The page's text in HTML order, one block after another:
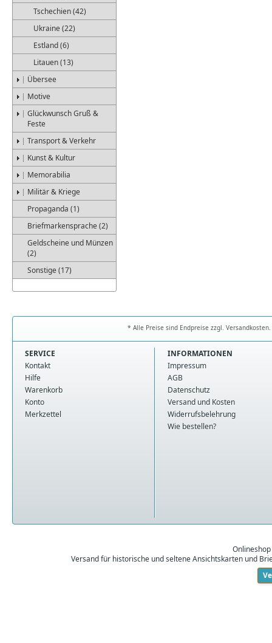
Tschechien (42)
Ukraine (22)
Estland (6)
Litauen (13)
Übersee
Motive
Glückwunsch Gruß &
Feste
Transport & Verkehr
Kunst & Kultur
Memorabilia
Militär & Kriege
Propaganda (1)
Briefmarkensprache (2)
Geldscheine und Münzen
(2)
Sonstige (17)
* Alle Preise sind Endpreise zzgl.
SERVICE
Kontakt
Hilfe
Warenkorb
Konto
Merkzettel
INFORMATIONEN
Impressum
AGB
Datenschutz
Versand und Kosten
Widerrufsbelehrung
Wie bestellen?
Versand für historische und seltene Ansichtskarten und